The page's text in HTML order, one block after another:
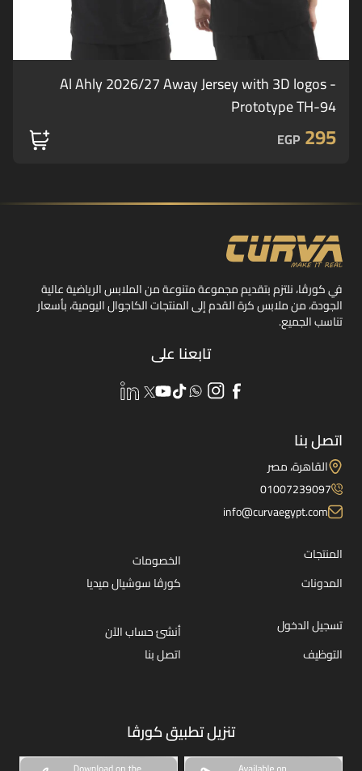
Al Ahly 2026/27 Away Jersey with 3D logos -
Prototype TH-94
295
EGP
في كورڤا، نلتزم بتقديم مجموعة متنوعة من الملابس الرياضية عالية
الجودة، من ملابس كرة القدم إلى المنتجات الكاجوال اليومية، بأسعار
تناسب الجميع.
تابعنا على
اتصل بنا
القاهرة، مصر
01007239097
info@curvaegypt.com
المنتجات
الخصومات
المدونات
كورڤا سوشيال ميديا
تسجيل الدخول
أنشئ حساب الآن
التوظيف
اتصل بنا
تنزيل تطبيق كورڤا